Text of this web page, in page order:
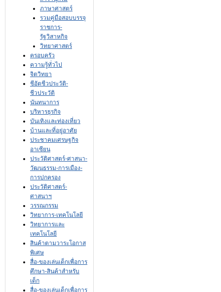
ภาษาศาสตร์
รวมคู่มือสอบบรรจุ
ราชการ-
รัฐวิสาหกิจ
วิทยาศาสตร์
ครอบครัว
ความรู้ทั่วไป
จิตวิทยา
ชีอัตชีวประวัติ-
ชีวประวัติ
นันทนาการ
บริหารธุรกิจ
บันเทิงและท่องเที่ยว
บ้านและที่อยู่อาศัย
ประชาคมเศรษฐกิจ
อาเซียน
ประวัติศาสตร์-ศาสนา-
วัฒนธรรม-การเมือง-
การปกครอง
ประวัติศาสตร์-
ศาสนาฯ
วรรณกรรม
วิทยาการ-เทคโนโลยี
วิทยาการและ
เทคโนโลยี
สินค้าตามวาระโอกาส
พิเศษ
สื่อ-ของเล่นเด็กเพื่อการ
ศึกษา-สินค้าสำหรับ
เด็ก
สื่อ-ของเล่นเด็กเพื่อการ